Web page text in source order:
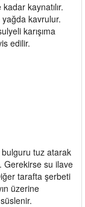
kaynatılır.
kavrulur.
karışıma
edilir.
bulguru tuz atarak
Gerekirse su ilave
tarafta şerbeti
üzerine